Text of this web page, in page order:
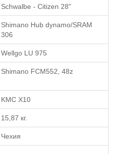
Schwalbe - Citizen 28"
Shimano Hub dynamo/SRAM
306
Wellgo LU 975
Shimano FCM552, 48z
KMC X10
15,87 кг.
Чехия